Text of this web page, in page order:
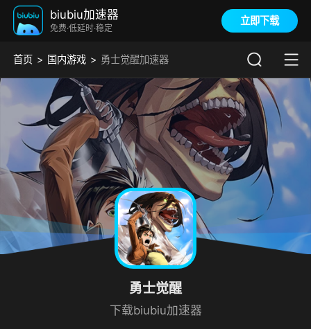
biubiu加速器
免费·低延时·稳定
立即下载
首页 国内游戏 勇士觉醒加速器
勇士觉醒
下载biubiu加速器